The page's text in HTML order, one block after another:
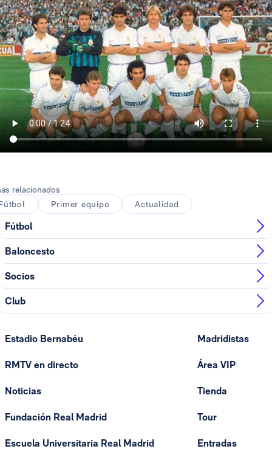
relacionados
Primer equipo Actualidad
Fútbol
Baloncesto
Socios
Club
Estadio Bernabéu
RMTV en directo
Noticias
Fundación Real Madrid
Escuela Universitaria Real Madrid
Madridistas
Área VIP
Tienda
Tour
Entradas